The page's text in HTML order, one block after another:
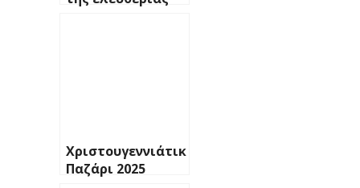
Χριστουγεννιάτικο
Παζάρι 2025